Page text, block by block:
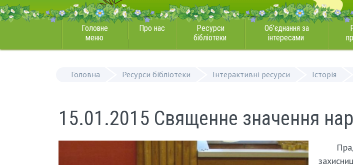
Головне
меню
Про нас
Ресурси
бібліотеки
Об'єднання за
інтересами
Головна Ресурси бібліотеки Інтерактивні ресурси Історія
15.01.2015 Священне значення